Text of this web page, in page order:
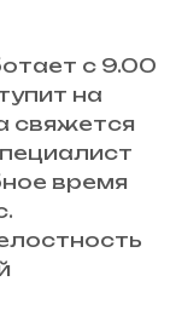
с 9.00
на
свяжется
время